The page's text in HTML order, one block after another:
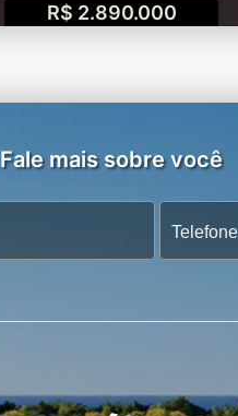
R$ 2.890.000
Fale mais sobre você